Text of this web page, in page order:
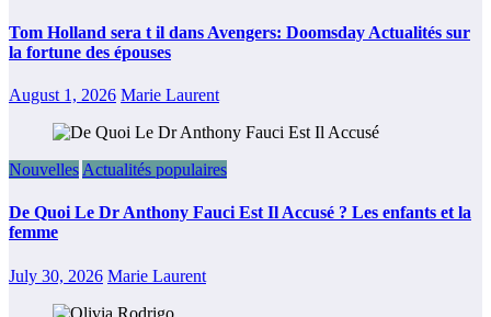
Tom Holland sera t il dans Avengers: Doomsday Actualités sur
la fortune des épouses
August 1, 2026 Marie Laurent
Nouvelles Actualités populaires
De Quoi Le Dr Anthony Fauci Est Il Accusé ? Les enfants et la
femme
July 30, 2026 Marie Laurent